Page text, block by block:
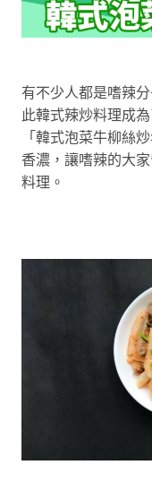
有不少人都是嗜辣
此韓式辣炒料理成
「韓式泡菜牛柳絲
香濃，讓嗜辣的大
料理。